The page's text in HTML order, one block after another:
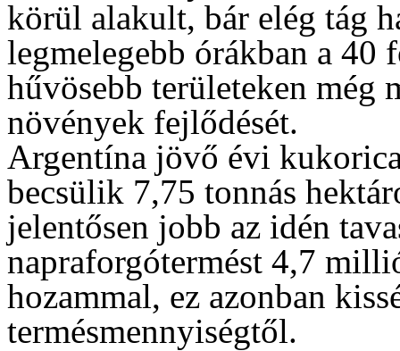
körül alakult, bár elég tág
legmelegebb órákban a 40
hűvösebb területeken
növények fejlődését.
Argentína jövő évi
becsülik 7,75 tonnás
jelentősen jobb az idén
napraforgótermést 4,7
hozammal, ez azonban
termésmennyiségtől.